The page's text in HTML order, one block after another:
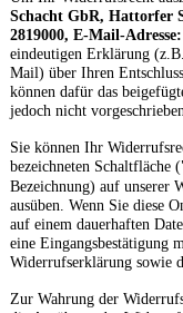
Schacht GbR, Hattorfer
2819000, E-Mail-
eindeutigen Erklärung
Mail) über Ihren
können dafür das
jedoch nicht
Sie können Ihr
bezeichneten Schaltfläche
Bezeichnung) auf unserer
ausüben. Wenn Sie diese
auf einem dauerhaften
eine Eingangsbestätigung
Widerrufserklärung sowie
Zur Wahrung der